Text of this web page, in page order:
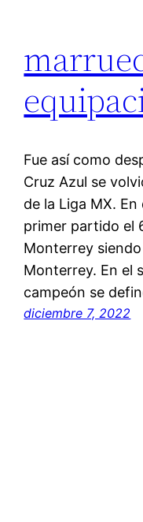
Fue así como
Cruz Azul se
de la Liga MX.
primer partido el
Monterrey
Monterrey. En el
campeón se
diciembre 7, 2022